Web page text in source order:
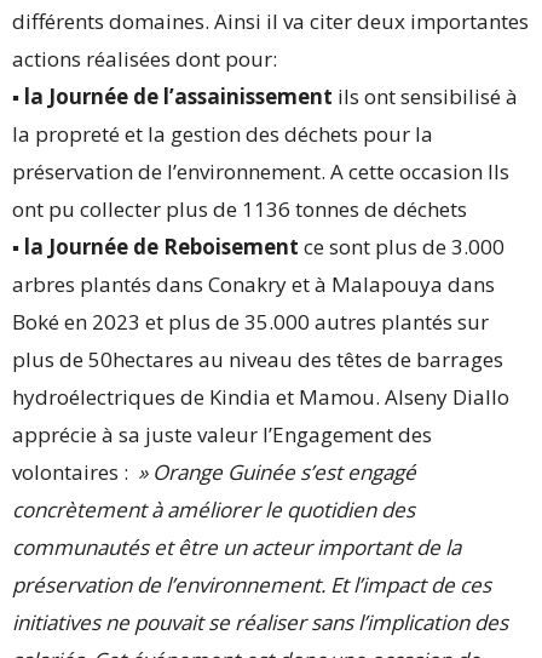
différents domaines. Ainsi il va citer deux importantes
actions réalisées dont pour:
▪︎ la Journée de l’assainissement ils ont sensibilisé à
la propreté et la gestion des déchets pour la
préservation de l’environnement. A cette occasion lls
ont pu collecter plus de 1136 tonnes de déchets
▪︎ la Journée de Reboisement ce sont plus de 3.000
arbres plantés dans Conakry et à Malapouya dans
Boké en 2023 et plus de 35.000 autres plantés sur
plus de 50hectares au niveau des têtes de barrages
hydroélectriques de Kindia et Mamou. Alseny Diallo
apprécie à sa juste valeur l’Engagement des
volontaires : » Orange Guinée s’est engagé
concrètement à améliorer le quotidien des
communautés et être un acteur important de la
préservation de l’environnement. Et l’impact de ces
initiatives ne pouvait se réaliser sans l’implication des